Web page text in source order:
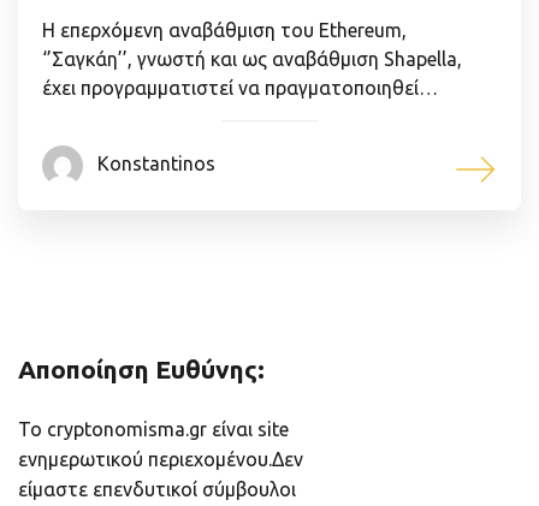
Η επερχόμενη αναβάθμιση του Ethereum,
‘’Σαγκάη’’, γνωστή και ως αναβάθμιση Shapella,
έχει προγραμματιστεί να πραγματοποιηθεί…
Konstantinos
Αποποίηση Ευθύνης:
Το cryptonomisma.gr είναι site
ενημερωτικού περιεχομένου.Δεν
είμαστε επενδυτικοί σύμβουλοι